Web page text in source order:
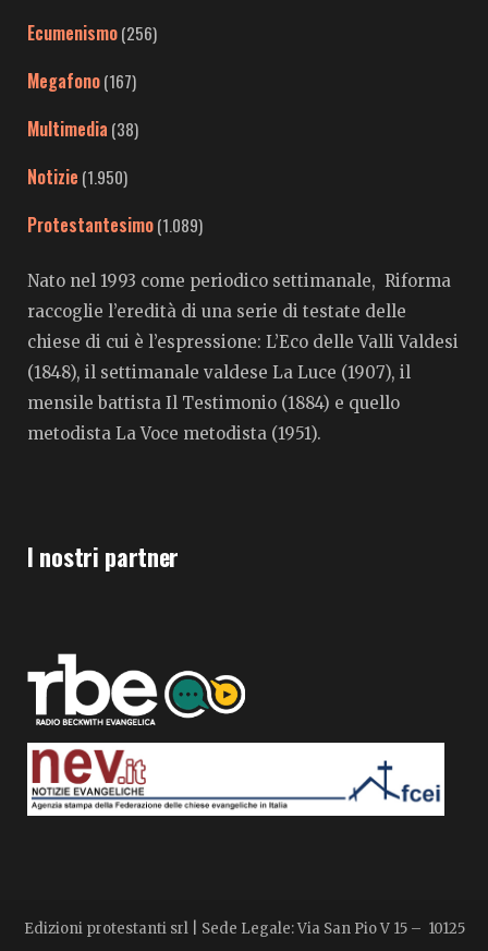
Ecumenismo(256)
Megafono(167)
Multimedia (38)
Notizie (1.950)
Protestantesimo(1.089)
Nato nel 1993 come periodico settimanale, Riforma
raccoglie l’eredità di una serie di testate delle
chiese di cui è l’espressione: L’Eco delle Valli Valdesi
(1848), il settimanale valdese La Luce (1907), il
mensile battista Il Testimonio (1884) e quello
metodista La Voce metodista (1951).
I nostri partner
Edizioni protestanti srl | Sede Legale: Via San Pio V 15 – 10125